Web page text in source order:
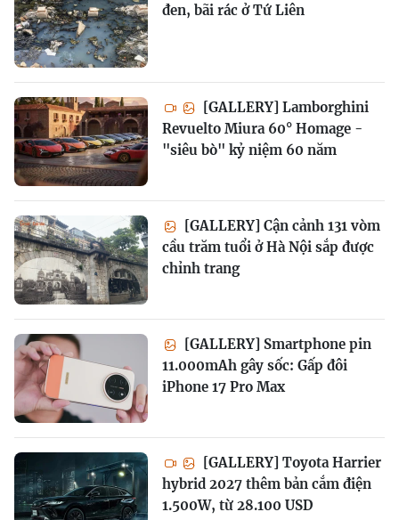
đen, bãi rác ở Tứ Liên
[GALLERY] Lamborghini
Revuelto Miura 60° Homage -
"siêu bò" kỷ niệm 60 năm
[GALLERY] Cận cảnh 131 vòm
cầu trăm tuổi ở Hà Nội sắp được
chỉnh trang
[GALLERY] Smartphone pin
11.000mAh gây sốc: Gấp đôi
iPhone 17 Pro Max
[GALLERY] Toyota Harrier
hybrid 2027 thêm bản cắm điện
1.500W, từ 28.100 USD